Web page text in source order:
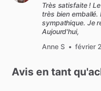
Très satisfaite !
très bien
sympathique. Je
Aujourd'hui,
Anne S • février
Avis en tant